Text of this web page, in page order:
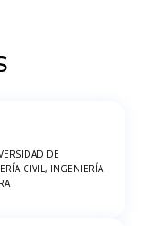
DE
CIVIL, INGENIERÍA